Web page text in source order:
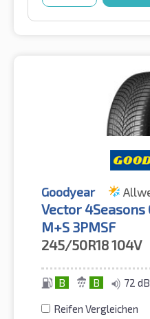
Goodyear
Vector 4Seasons
M+S 3PMSF
245/50R18104V
B B 72 dB
Reifen Vergleichen